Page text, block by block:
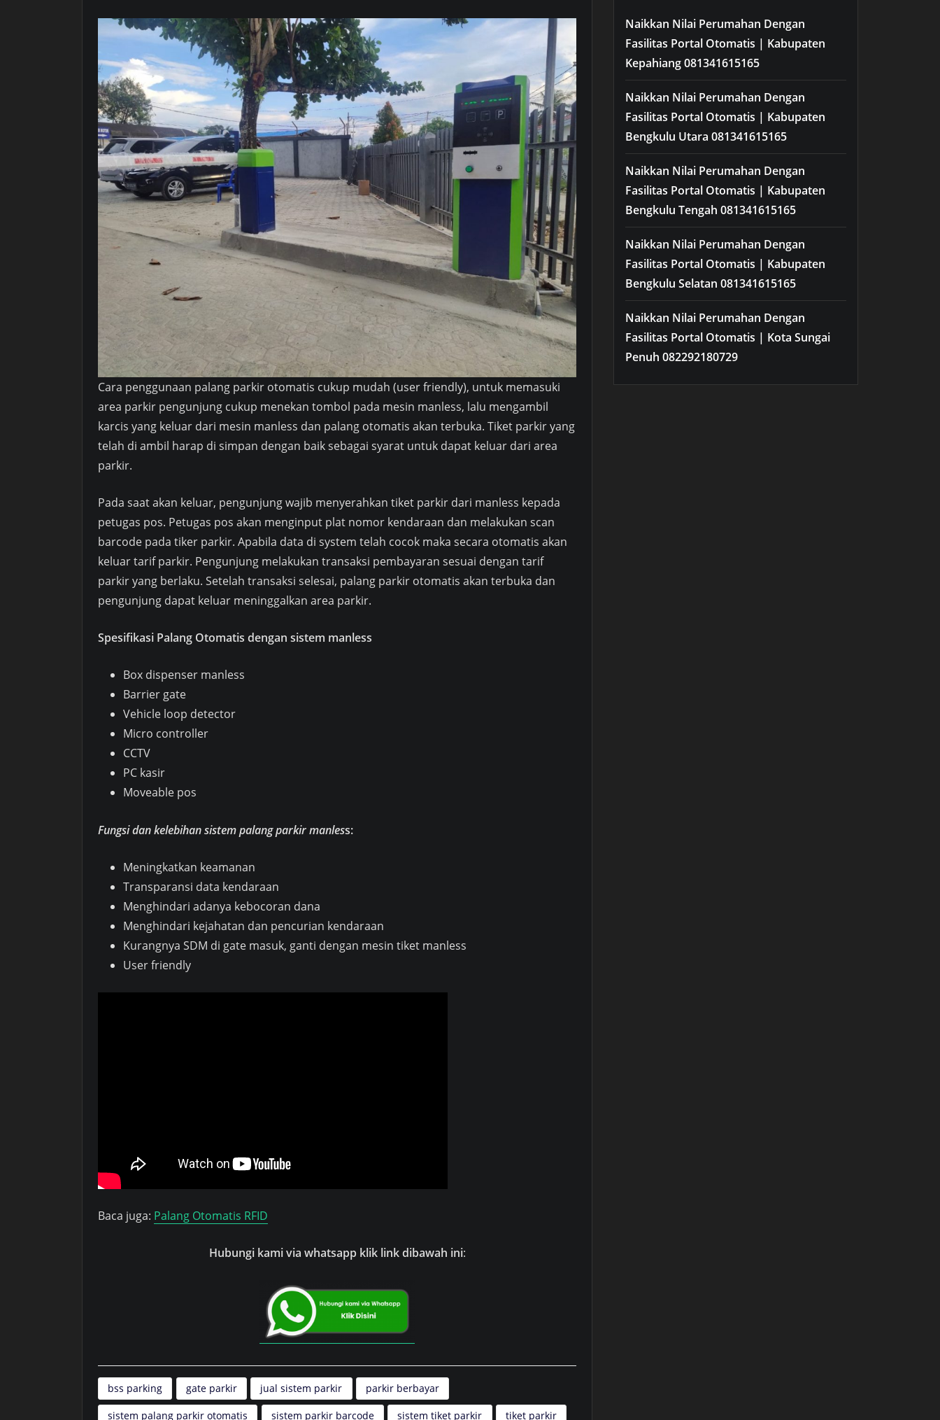
Cara penggunaan palang parkir otomatis cukup mudah (user friendly), untuk memasuki
area parkir pengunjung cukup menekan tombol pada mesin manless, lalu mengambil
karcis yang keluar dari mesin manless dan palang otomatis akan terbuka. Tiket parkir yang
telah di ambil harap di simpan dengan baik sebagai syarat untuk dapat keluar dari area
parkir.
Pada saat akan keluar, pengunjung wajib menyerahkan tiket parkir dari manless kepada
petugas pos. Petugas pos akan menginput plat nomor kendaraan dan melakukan scan
barcode pada tiker parkir. Apabila data di system telah cocok maka secara otomatis akan
keluar tarif parkir. Pengunjung melakukan transaksi pembayaran sesuai dengan tarif
parkir yang berlaku. Setelah transaksi selesai, palang parkir otomatis akan terbuka dan
pengunjung dapat keluar meninggalkan area parkir.
Spesifikasi Palang Otomatis dengan sistem manless
Box dispenser manless
Barrier gate
Vehicle loop detector
Micro controller
CCTV
PC kasir
Moveable pos
Fungsi dan kelebihan sistem palang parkir manless:
Meningkatkan keamanan
Transparansi data kendaraan
Menghindari adanya kebocoran dana
Menghindari kejahatan dan pencurian kendaraan
Kurangnya SDM di gate masuk, ganti dengan mesin tiket manless
User friendly
Baca juga: Palang Otomatis RFID
Hubungi kami via whatsapp klik link dibawah ini:
bss parking gate parkir jual sistem parkir parkir berbayar
sistem palang parkir otomatis sistem parkir barcode sistem tiket parkir tiket parkir
Naikkan Nilai Perumahan Dengan
Fasilitas Portal Otomatis | Kabupaten
Kepahiang 081341615165
Naikkan Nilai Perumahan Dengan
Fasilitas Portal Otomatis | Kabupaten
Bengkulu Utara 081341615165
Naikkan Nilai Perumahan Dengan
Fasilitas Portal Otomatis | Kabupaten
Bengkulu Tengah 081341615165
Naikkan Nilai Perumahan Dengan
Fasilitas Portal Otomatis | Kabupaten
Bengkulu Selatan 081341615165
Naikkan Nilai Perumahan Dengan
Fasilitas Portal Otomatis | Kota Sungai
Penuh 082292180729